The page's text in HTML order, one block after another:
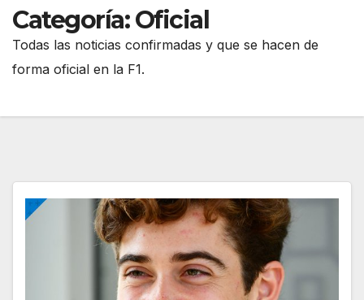
Categoría:Oficial
Todas las noticias confirmadas y que se hacen de
forma oficial en la F1.